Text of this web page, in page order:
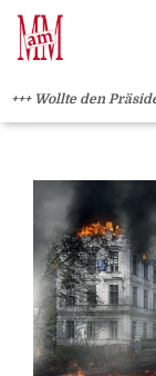
Weiterlesen" />
+++ Wollte den